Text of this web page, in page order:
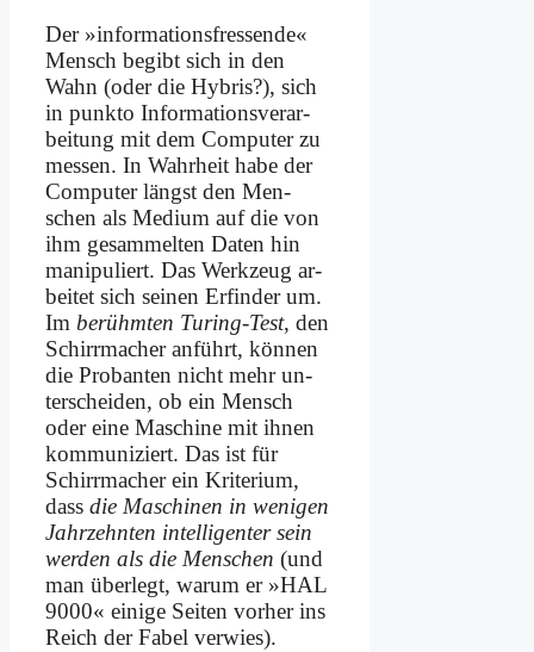
Der »in­for­ma­ti­ons­fres­sen­de«
Mensch be­gibt sich in den
Wahn (oder die Hy­bris?), sich
in punk­to In­for­ma­ti­ons­ver­ar­
bei­tung mit dem Com­pu­ter zu
mes­sen. In Wahr­heit ha­be der
Com­pu­ter längst den Men­
schen als Me­di­um auf die von
ihm ge­sam­mel­ten Da­ten hin
ma­ni­pu­liert. Das Werk­zeug ar­
bei­tet sich sei­nen Er­fin­der um.
Im be­rühm­ten Tu­ring-Test, den
Schirr­ma­cher an­führt, kön­nen
die Pro­ban­ten nicht mehr un­
ter­schei­den, ob ein Mensch
oder ei­ne Ma­schi­ne mit ih­nen
kom­mu­ni­ziert. Das ist für
Schirr­ma­cher ein Kri­te­ri­um,
dass die Ma­schi­nen in we­ni­gen
Jahr­zehn­ten in­tel­li­gen­ter sein
wer­den als die Men­schen (und
man über­legt, war­um er »HAL
9000« ei­ni­ge Sei­ten vor­her ins
Reich der Fa­bel ver­wies).